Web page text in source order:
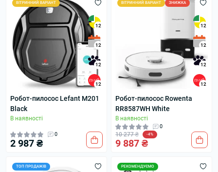
ВІТРИННИЙ ВАРІАНТ
12
12
12
12
Робот-пилосос Lefant M201
Black
В наявності
0
2 987 ₴
ВІТРИННИЙ ВАРІАНТ ЗНИЖКА
12
12
12
12
Робот-пилосос Rowenta
RR8587WH White
В наявності
0
10 277 ₴ -4%
9 887 ₴
ТОП ПРОДАЖІВ РЕКОМЕНДУЄМО